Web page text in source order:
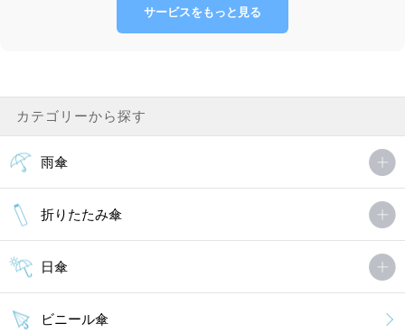
サービスをもっと見る
カテゴリーから探す
雨傘
折りたたみ傘
日傘
ビニール傘